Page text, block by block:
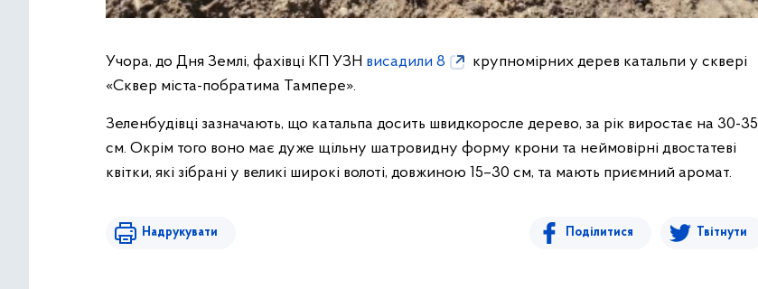
Учора, до Дня Землі, фахівці КП УЗН висадили 8
крупномірних дерев катальпи у сквері
«Сквер міста-побратима Тампере».
Зеленбудівці зазначають, що катальпа досить швидкоросле дерево, за рік виростає на 30-35
см. Окрім того воно має дуже щільну шатровидну форму крони та неймовірні двостатеві
квітки, які зібрані у великі широкі волоті, довжиною 15–30 см, та мають приємний аромат.
Надрукувати Поділитися Твітнути